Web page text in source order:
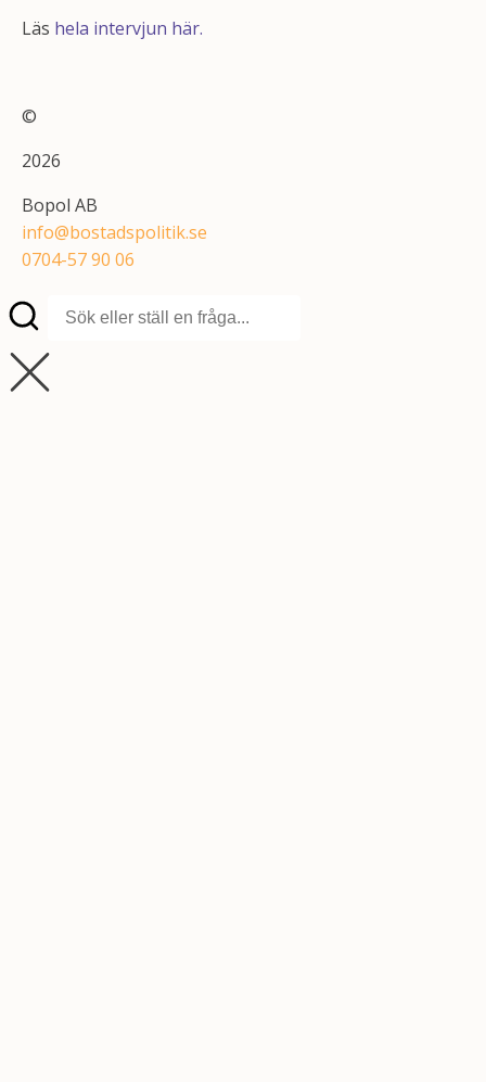
Läs hela intervjun här.
©
2026
Bopol AB
info@bostadspolitik.se
0704-57 90 06